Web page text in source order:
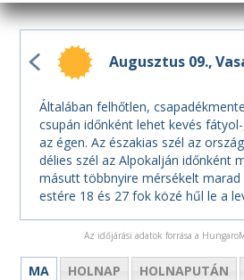
Augusztus 09.
Általában felhőtlen,
csupán időnként lehet kevés
az égen. Az északias szél az
délies szél az Alpokalján időnként
másutt többnyire mérsékelt marad
estére 18 és 27 fok közé hűl le a
Az időjárási adatok forrása a
MA HOLNAP HOLNAPUTÁN